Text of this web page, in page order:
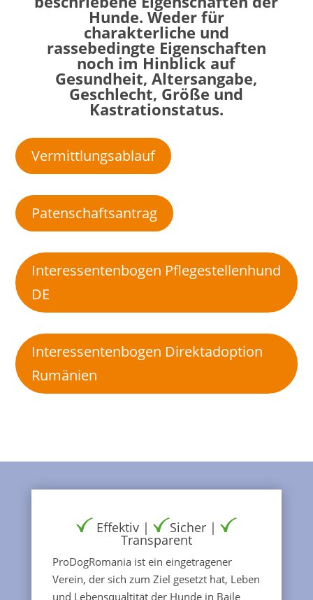
Hunde. Weder für
charakterliche und
rassebedingte Eigenschaften
noch im Hinblick auf
Gesundheit, Altersangabe,
Geschlecht, Größe und
Kastrationstatus.
Vermittlungsablauf
Patenschaftsantrag
Interessentenbogen Pflegestellenhund
DE
Interessentenbogen Direktadoption
Rumänien
Effektiv | Sicher |
Transparent
ProDogRomania ist ein eingetragener
Verein, der sich zum Ziel gesetzt hat, Leben
und Lebensqualtität der Hunde in Baile